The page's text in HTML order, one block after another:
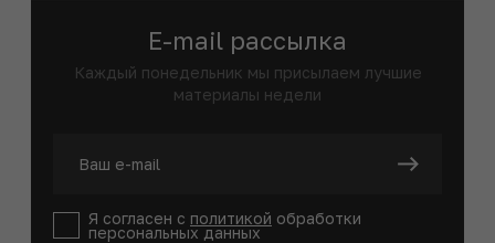
E-mail рассылка
Каждый понедельник мы присылаем лучшие
материалы недели
Я согласен с политикой обработки
персональных данных